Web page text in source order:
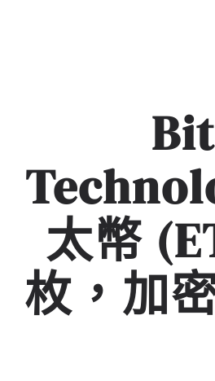
太幣
枚，加